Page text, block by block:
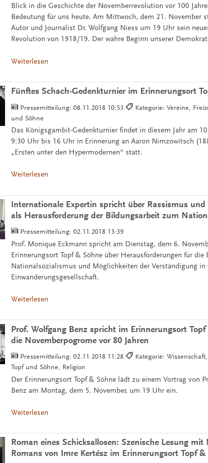
Blick in die Geschichte der Novemberrevolution vor 100
Bedeutung für uns heute. Am Mittwoch, dem 21. November
Autor und Journalist Dr. Wolfgang Niess um 19 Uhr sein
Revolution von 1918/19. Der wahre Beginn unserer
Weiterlesen
Fünftes Schach-Gedenkturnier im Erinnerungsort
Pressemitteilung:08.11.2018 10:53
Kategorie: Vereine,
und Söhne
Das Königsgambit-Gedenkturnier findet in diesem Jahr am
9:30 Uhr bis 16 Uhr in Erinnerung an Aaron Nimzowitsch
„Ersten unter den Hypermodernen“ statt.
Weiterlesen
Internationale Expertin spricht über Rassismus
als Herausforderung der Bildungsarbeit zum
Pressemitteilung:02.11.2018 13:39
Prof. Monique Eckmann spricht am Dienstag, dem 6.
Erinnerungsort Topf & Söhne über Herausforderungen für die
Nationalsozialismus und Möglichkeiten der Verständigung in
Einwanderungsgesellschaft.
Weiterlesen
Prof. Wolfgang Benz spricht im Erinnerungsort
die Novemberpogrome vor 80 Jahren
Pressemitteilung:02.11.2018 11:28
Kategorie:
Topf und Söhne, Religion
Der Erinnerungsort Topf & Söhne lädt zu einem Vortrag von
Benz am Montag, dem 5. November, um 19 Uhr ein.
Weiterlesen
Roman eines Schicksallosen: Szenische Lesung mit
Romans von Imre Kertész im Erinnerungsort Topf &